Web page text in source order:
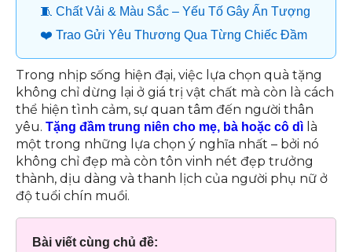
🧵 Chất Vải & Màu Sắc – Yếu Tố Gây Ấn Tượng
❤️ Trao Gửi Yêu Thương Qua Từng Chiếc Đầm
Trong nhịp sống hiện đại, việc lựa chọn quà tặng
không chỉ dừng lại ở giá trị vật chất mà còn là cách
thể hiện tình cảm, sự quan tâm đến người thân
yêu. Tặng đầm trung niên cho mẹ, bà hoặc cô dì là
một trong những lựa chọn ý nghĩa nhất – bởi nó
không chỉ đẹp mà còn tôn vinh nét đẹp trưởng
thành, dịu dàng và thanh lịch của người phụ nữ ở
độ tuổi chín muồi.
Bài viết cùng chủ đề: